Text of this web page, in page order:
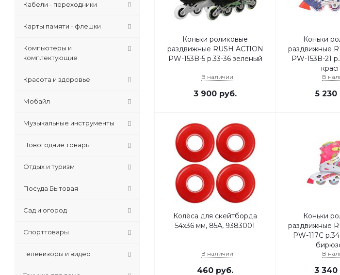
Коньки роликовые
раздвижные RUSH ACTION
PW-153B-5 р.33-36 зеленый
В наличии
3 900 руб.
Коньки
раздвижные
PW-153B-21
В
5 230
Колёса для скейтборда
54x36 мм, 85А, 9383001
В наличии
460 руб.
Коньки
раздвижные
PW-117C
В
3 340
Кабели - переходники
Карты памяти - флешки
Компьютеры и
комплектующие
Красота и здоровье
Мобайл
Музыкальные инструменты
Новогодние товары
Отдых и туризм
Посуда Бытовая
Сад и огород
Спорттовары
Телевизоры и видео